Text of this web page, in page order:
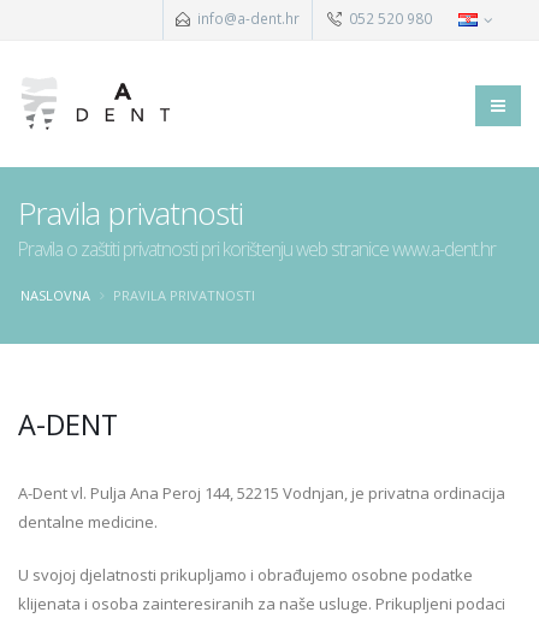
info@a-dent.hr 052 520 980
Pravila privatnosti
Pravila o zaštiti privatnosti pri korištenju web stranice www.a-dent.hr
NASLOVNA PRAVILA PRIVATNOSTI
A-DENT
A-Dent vl. Pulja Ana Peroj 144, 52215 Vodnjan, je privatna ordinacija
dentalne medicine.
U svojoj djelatnosti prikupljamo i obrađujemo osobne podatke
klijenata i osoba zainteresiranih za naše usluge. Prikupljeni podaci